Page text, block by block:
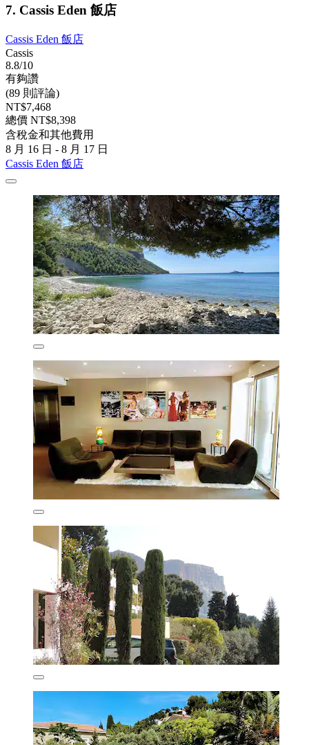
7. Cassis Eden 飯店
Cassis Eden 飯店
Cassis
8.8/10
有夠讚
(89 則評論)
NT$7,468
總價 NT$8,398
含稅金和其他費用
8 月 16 日 - 8 月 17 日
Cassis Eden 飯店